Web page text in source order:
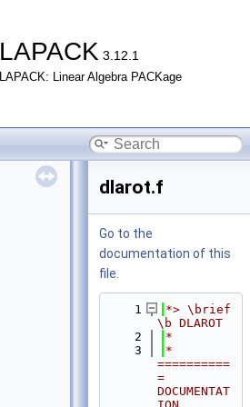
LAPACK 3.12.1
LAPACK: Linear Algebra PACKage
dlarot.f
Go to the
documentation of this
file.
    1
*> \brief
\b DLAROT
    2
*
    3
*
==========
=
DOCUMENTAT